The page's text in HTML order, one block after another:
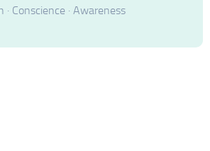
· Conscience · Awareness